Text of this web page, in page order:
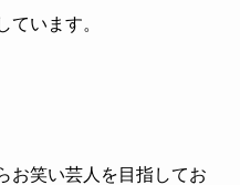
ています。
お笑い芸人を目指してお